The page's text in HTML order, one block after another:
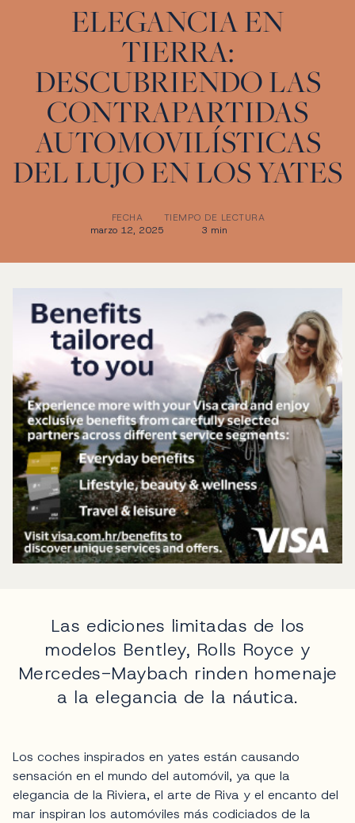
ELEGANCIA EN
TIERRA:
DESCUBRIENDO LAS
CONTRAPARTIDAS
AUTOMOVILÍSTICAS
DEL LUJO EN LOS YATES
FECHA
marzo 12, 2025
TIEMPO DE LECTURA
3 min
Las ediciones limitadas de los
modelos Bentley, Rolls Royce y
Mercedes-Maybach rinden homenaje
a la elegancia de la náutica.
Los coches inspirados en yates están causando
sensación en el mundo del automóvil, ya que la
elegancia de la Riviera, el arte de Riva y el encanto del
mar inspiran los automóviles más codiciados de la